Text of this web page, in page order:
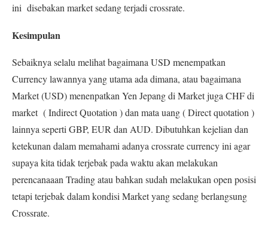
ini disebakan market sedang terjadi crossrate.
Kesimpulan
Sebaiknya selalu melihat bagaimana USD menempatkan
Currency lawannya yang utama ada dimana, atau bagaimana
Market (USD) menenpatkan Yen Jepang di Market juga CHF di
market ( Indirect Quotation ) dan mata uang ( Direct quotation )
lainnya seperti GBP, EUR dan AUD. Dibutuhkan kejelian dan
ketekunan dalam memahami adanya crossrate currency ini agar
supaya kita tidak terjebak pada waktu akan melakukan
perencanaaan Trading atau bahkan sudah melakukan open posisi
tetapi terjebak dalam kondisi Market yang sedang berlangsung
Crossrate.